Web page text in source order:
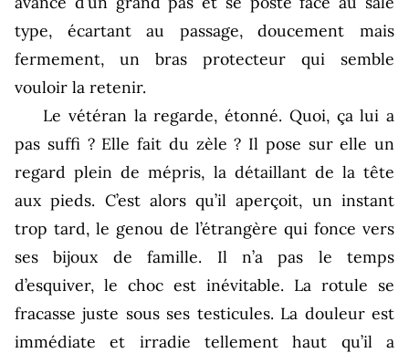
type, écartant au passage, doucement mais
fermement, un bras protecteur qui semble
vouloir la retenir.
Le vétéran la regarde, étonné. Quoi, ça lui a
pas suffi ? Elle fait du zèle ? Il pose sur elle un
regard plein de mépris, la détaillant de la tête
aux pieds. C’est alors qu’il aperçoit, un instant
trop tard, le genou de l’étrangère qui fonce vers
ses bijoux de famille. Il n’a pas le temps
d’esquiver, le choc est inévitable. La rotule se
fracasse juste sous ses testicules. La douleur est
immédiate et irradie tellement haut qu’il a